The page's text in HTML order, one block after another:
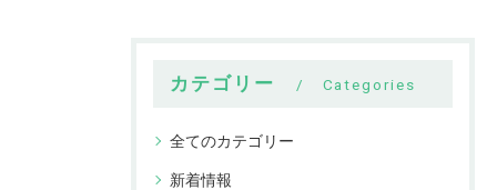
カテゴリー Categories
全てのカテゴリー
新着情報